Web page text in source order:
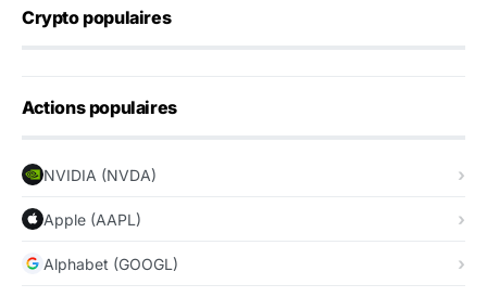
Crypto populaires
Actions populaires
NVIDIA (NVDA)
Apple (AAPL)
Alphabet (GOOGL)